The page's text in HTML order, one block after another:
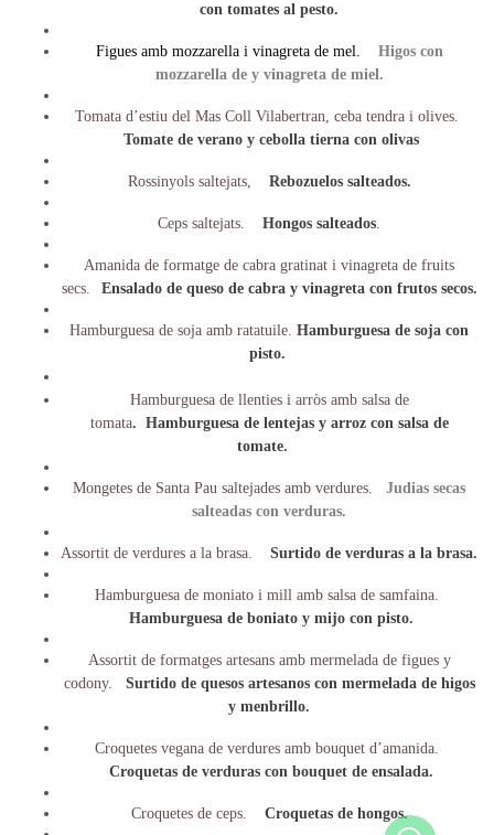
con tomates al pesto.
Figues amb mozzarella i vinagreta de mel. Higos con
mozzarella de y vinagreta de miel.
Tomata d’estiu del Mas Coll Vilabertran, ceba tendra i olives.
Tomate de verano y cebolla tierna con olivas
Rossinyols saltejats, Rebozuelos salteados.
Ceps saltejats. Hongos salteados.
Amanida de formatge de cabra gratinat i vinagreta de fruits
secs.
Ensalado de queso de cabra y vinagreta con frutos secos.
Hamburguesa de soja amb ratatuile. Hamburguesa de soja con
pisto.
Hamburguesa de llenties i arròs amb salsa de
tomata. Hamburguesa de lentejas y arroz con salsa de
tomate.
Mongetes de Santa Pau saltejades amb verdures. Judias secas
salteadas con verduras.
Assortit de verdures a la brasa. Surtido de verduras a la brasa.
Hamburguesa de moniato i mill amb salsa de samfaina.
Hamburguesa de boniato y mijo con pisto.
Assortit de formatges artesans amb mermelada de figues y
codony. Surtido de quesos artesanos con mermelada de higos
y menbrillo.
Croquetes vegana de verdures amb bouquet d’amanida.
Croquetas de verduras con bouquet de ensalada.
Croquetes de ceps. Croquetas de hongos.